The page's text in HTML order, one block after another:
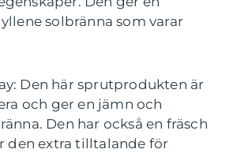
solbränna som varar
Den här sprutprodukten är
och ger en jämn och
Den har också en fräsch
den extra tilltalande för